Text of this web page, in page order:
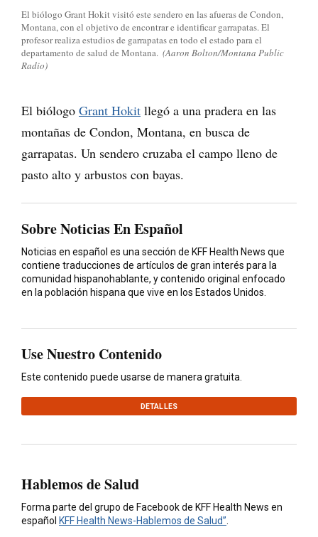
El biólogo Grant Hokit visitó este sendero en las afueras de Condon,
Montana, con el objetivo de encontrar e identificar garrapatas. El
profesor realiza estudios de garrapatas en todo el estado para el
departamento de salud de Montana. (Aaron Bolton/Montana Public
Radio)
El biólogo Grant Hokit llegó a una pradera en las
montañas de Condon, Montana, en busca de
garrapatas. Un sendero cruzaba el campo lleno de
pasto alto y arbustos con bayas.
Sobre Noticias En Español
Noticias en español es una sección de KFF Health News que
contiene traducciones de artículos de gran interés para la
comunidad hispanohablante, y contenido original enfocado
en la población hispana que vive en los Estados Unidos.
Use Nuestro Contenido
Este contenido puede usarse de manera gratuita.
DETALLES
Hablemos de Salud
Forma parte del grupo de Facebook de KFF Health News en
español KFF Health News-Hablemos de Salud”.